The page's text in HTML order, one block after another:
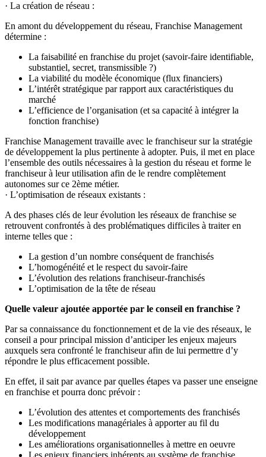
· La création de réseau :
En amont du développement du réseau, Franchise Management
détermine :
La faisabilité en franchise du projet (savoir-faire identifiable,
substantiel, secret, transmissible ?)
La viabilité du modèle économique (flux financiers)
L’intérêt stratégique par rapport aux caractéristiques du
marché
L’efficience de l’organisation (et sa capacité à intégrer la
fonction franchise)
Franchise Management travaille avec le franchiseur sur la stratégie
de développement la plus pertinente à adopter. Puis, il met en place
l’ensemble des outils nécessaires à la gestion du réseau et forme le
franchiseur à leur utilisation afin de le rendre complètement
autonomes sur ce 2ème métier.
· L’optimisation de réseaux existants :
A des phases clés de leur évolution les réseaux de franchise se
retrouvent confrontés à des problématiques difficiles à traiter en
interne telles que :
La gestion d’un nombre conséquent de franchisés
L’homogénéité et le respect du savoir-faire
L’évolution des relations franchiseur-franchisés
L’optimisation de la tête de réseau
Quelle valeur ajoutée apportée par le conseil en franchise ?
Par sa connaissance du fonctionnement et de la vie des réseaux, le
conseil a pour principal mission d’anticiper les enjeux majeurs
auxquels sera confronté le franchiseur afin de lui permettre d’y
répondre le plus efficacement possible.
En effet, il sait par avance par quelles étapes va passer une enseigne
en franchise et pourra donc prévoir :
L’évolution des attentes et comportements des franchisés
Les modifications managériales à apporter au fil du
développement
Les améliorations organisationnelles à mettre en oeuvre